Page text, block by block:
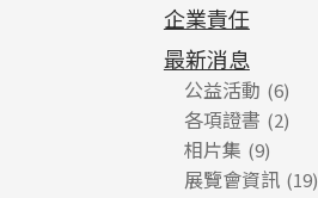
企業責任
最新消息
公益活動 (6)
各項證書 (2)
相片集 (9)
展覽會資訊 (19)